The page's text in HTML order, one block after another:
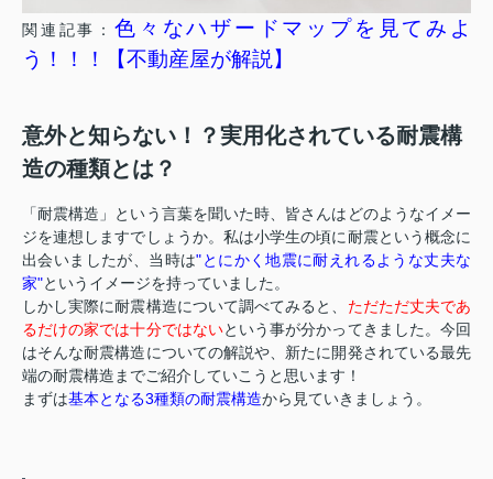
関連記事： 色々なハザードマップを見てみよ
う！！！【不動産屋が解説】
意外と知らない！？実用化されている耐震構
造の種類とは？
「耐震構造」という言葉を聞いた時、皆さんはどのようなイメー
ジを連想しますでしょうか。私は小学生の頃に耐震という概念に
出会いましたが、当時は"とにかく地震に耐えれるような丈夫な
家"というイメージを持っていました。
しかし実際に耐震構造について調べてみると、 ただただ丈夫であ
るだけの家では十分ではないという事が分かってきました。今回
はそんな耐震構造についての解説や、新たに開発されている最先
端の耐震構造までご紹介していこうと思います！
まずは基本となる3種類の耐震構造から見ていきましょう。